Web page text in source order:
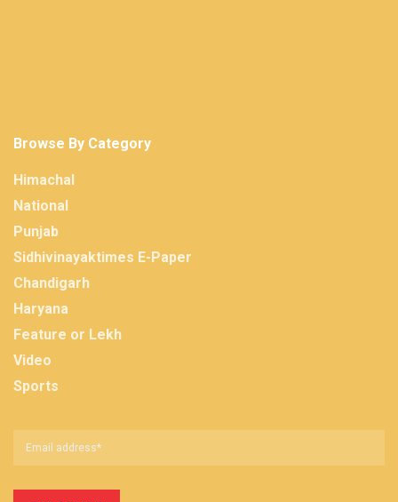
Browse By Category
Himachal
National
Punjab
Sidhivinayaktimes E-Paper
Chandigarh
Haryana
Feature or Lekh
Video
Sports